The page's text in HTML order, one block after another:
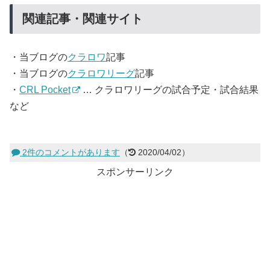
関連記事・関連サイト
・当ブログのクラロワ記事
・当ブログのクラロワリーグ記事
・ CRL Pocket
… クラロワリーグの試合予定・試合結果
など
2件のコメントがあります （ 2020/04/02）
スポンサーリンク